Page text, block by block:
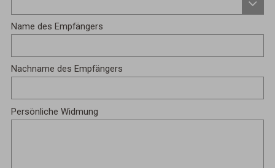
Name des Empfängers
Nachname des Empfängers
Persönliche Widmung